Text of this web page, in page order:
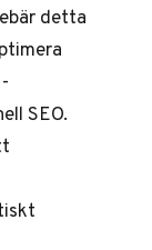
detta
SEO.